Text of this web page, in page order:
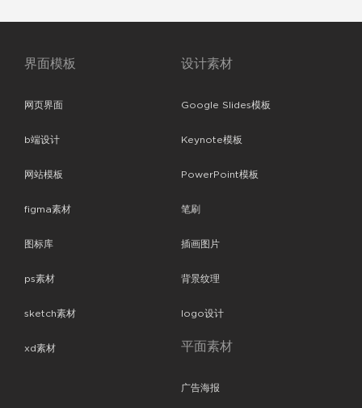
界面模板
网页界面
b端设计
网站模板
figma素材
图标库
ps素材
sketch素材
xd素材
设计素材
Google Slides模板
Keynote模板
PowerPoint模板
笔刷
插画图片
背景纹理
logo设计
平面素材
广告海报